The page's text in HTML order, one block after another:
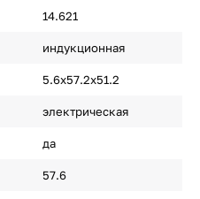
14.621
индукционная
5.6х57.2х51.2
электрическая
да
57.6